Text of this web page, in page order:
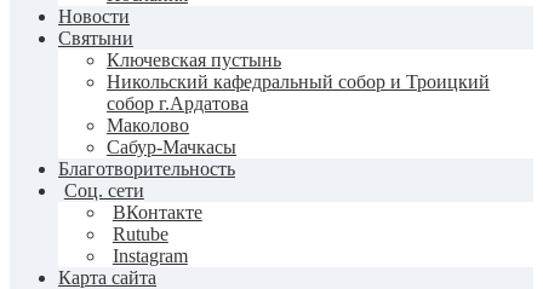
Новости
Святыни
Ключевская пустынь
Никольский кафедральный собор и Троицкий
собор г.Ардатова
Маколово
Сабур-Мачкасы
Благотворительность
Соц. сети
ВКонтакте
Rutube
Instagram
Карта сайта